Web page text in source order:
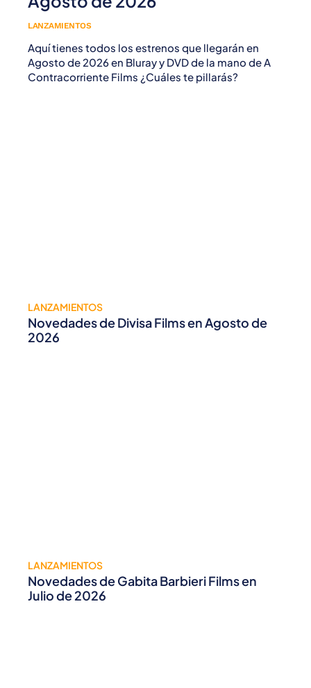
LANZAMIENTOS
Aquí tienes todos los estrenos que llegarán en
Agosto de 2026 en Bluray y DVD de la mano de A
Contracorriente Films ¿Cuáles te pillarás?
LANZAMIENTOS
Novedades de Divisa Films en Agosto de
2026
LANZAMIENTOS
Novedades de Gabita Barbieri Films en
Julio de 2026